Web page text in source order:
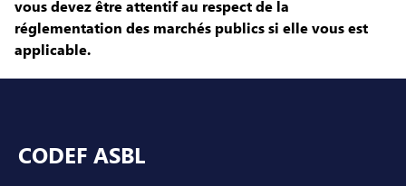
vous devez être attentif au respect de la
réglementation des marchés publics si elle vous est
applicable.
CODEF ASBL